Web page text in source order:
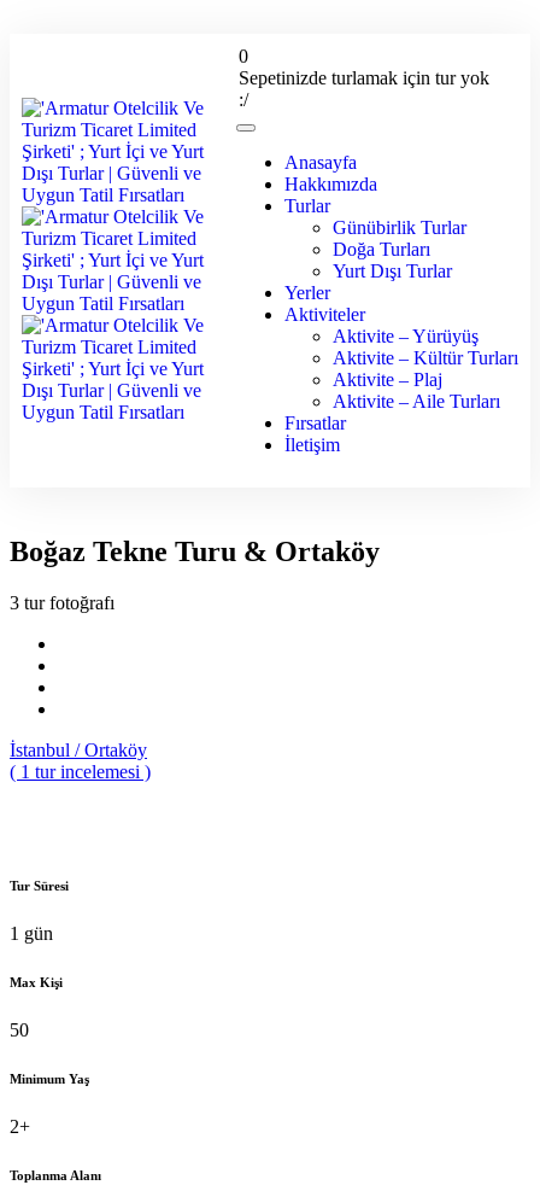
0
Sepetinizde turlamak için tur yok
:/
Anasayfa
Hakkımızda
Turlar
Günübirlik Turlar
Doğa Turları
Yurt Dışı Turlar
Yerler
Aktiviteler
Aktivite – Yürüyüş
Aktivite – Kültür Turları
Aktivite – Plaj
Aktivite – Aile Turları
Fırsatlar
İletişim
Boğaz Tekne Turu & Ortaköy
3 tur fotoğrafı
İstanbul / Ortaköy
( 1 tur incelemesi )
Tur Süresi
1 gün
Max Kişi
50
Minimum Yaş
2+
Toplanma Alanı